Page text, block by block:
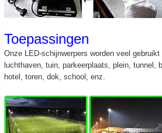
Toepassingen
Onze LED-schijnwerpers worden veel
luchthaven, tuin, parkeerplaats, plein, tunnel,
hotel, toren, dok, school, enz.